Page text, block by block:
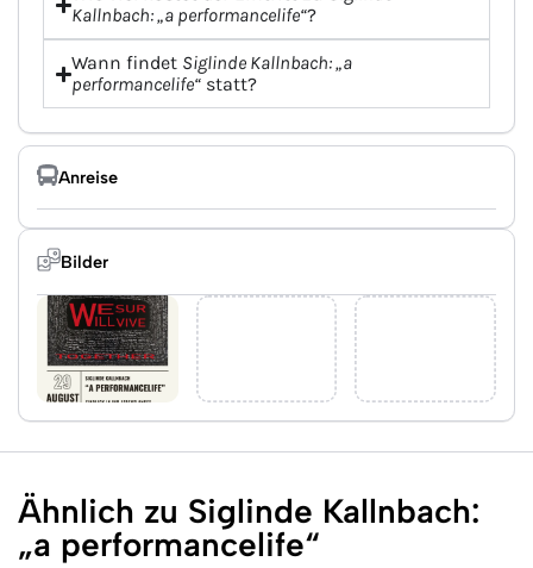
Kallnbach: „a performancelife“?
Wann findet Siglinde Kallnbach: „a
performancelife“ statt?
Anreise
Bilder
Ähnlich zu Siglinde Kallnbach:
„a performancelife“